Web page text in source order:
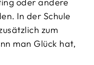
oder andere
In der Schule
zum
man Glück hat,